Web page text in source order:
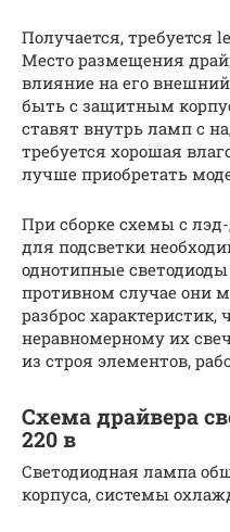
Получается, требуется
Место размещения
влияние на его
быть с защитным
ставят внутрь ламп с
требуется хорошая
лучше приобретать
При сборке схемы с
для подсветки
однотипные
противном случае они
разброс характеристик,
неравномерному их
из строя элементов,
Схема драйвера
220 в
Светодиодная лампа
корпуса, системы